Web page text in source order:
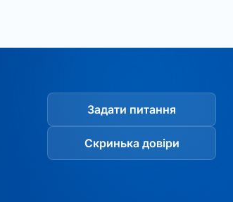
Задати питання
Скринька довіри